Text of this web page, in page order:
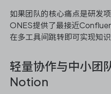
如果团队的核心痛点是研发项
ONES提供了最接近
在多工具间跳转即可实现知
轻量协作与中小团
Notion